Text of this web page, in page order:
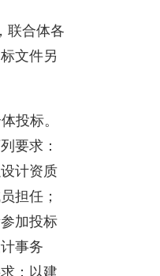
联合体各
文件另
投标。
要求：
计资质
担任；
加投标
事务
：以建